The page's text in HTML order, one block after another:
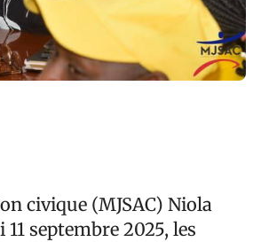
civique (MJSAC) Niola
septembre 2025, les